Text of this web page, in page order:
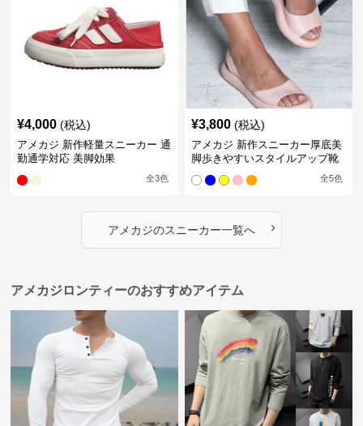
¥4,000 (税込)
アメカジ 新作軽量スニーカー 通
勤通学対応 美脚効果
全3色
¥3,800 (税込)
アメカジ 新作スニーカー厚底美
脚歩きやすいスタイルアップ靴
全5色
アメカジのスニーカー一覧へ ›
アメカジロンティーのおすすめアイテム